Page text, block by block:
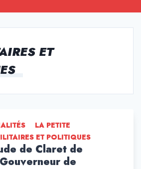
ET
LA PETITE
ET POLITIQUES
de Claret de
de